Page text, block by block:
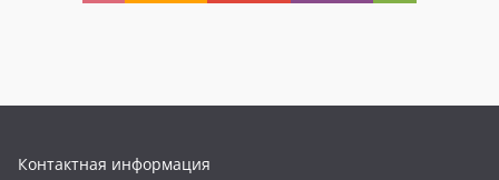
Контактная информация